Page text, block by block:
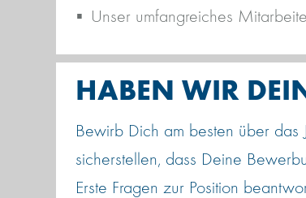
Unser umfangreiches
HABEN WIR
Bewirb Dich am besten über
sicherstellen, dass Deine
Erste Fragen zur Position